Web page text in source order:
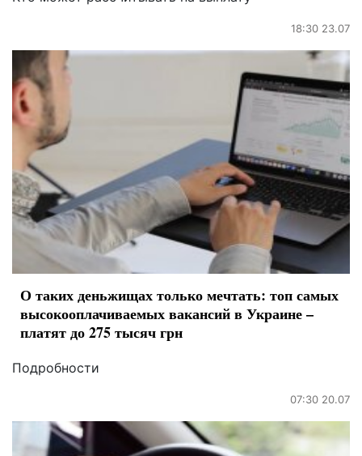
18:30 23.07
О таких деньжищах только мечтать: топ самых
высокооплачиваемых вакансий в Украине –
платят до 275 тысяч грн
Подробности
07:30 20.07